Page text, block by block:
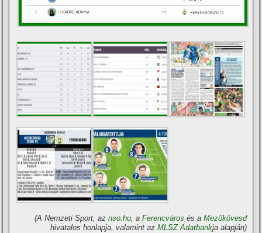
(A Nemzeti Sport, az nso.hu, a Ferencváros és a Mezőkövesd
hivatalos honlapja, valamint az MLSZ Adatbankja alapján)